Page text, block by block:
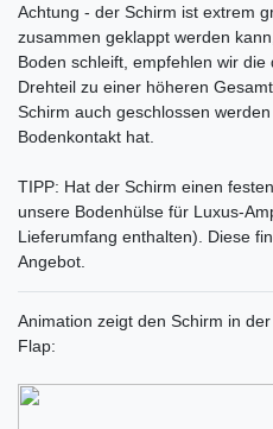
Achtung - der Schirm ist extrem
zusammen geklappt werden
Boden schleift, empfehlen wir
Drehteil zu einer höheren
Schirm auch geschlossen
Bodenkontakt hat.
TIPP: Hat der Schirm einen
unsere Bodenhülse für Luxus-
Lieferumfang enthalten). Diese
Angebot.
Animation zeigt den Schirm in
Flap: